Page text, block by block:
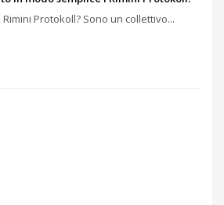
Rimini Protokoll? Sono un collettivo...